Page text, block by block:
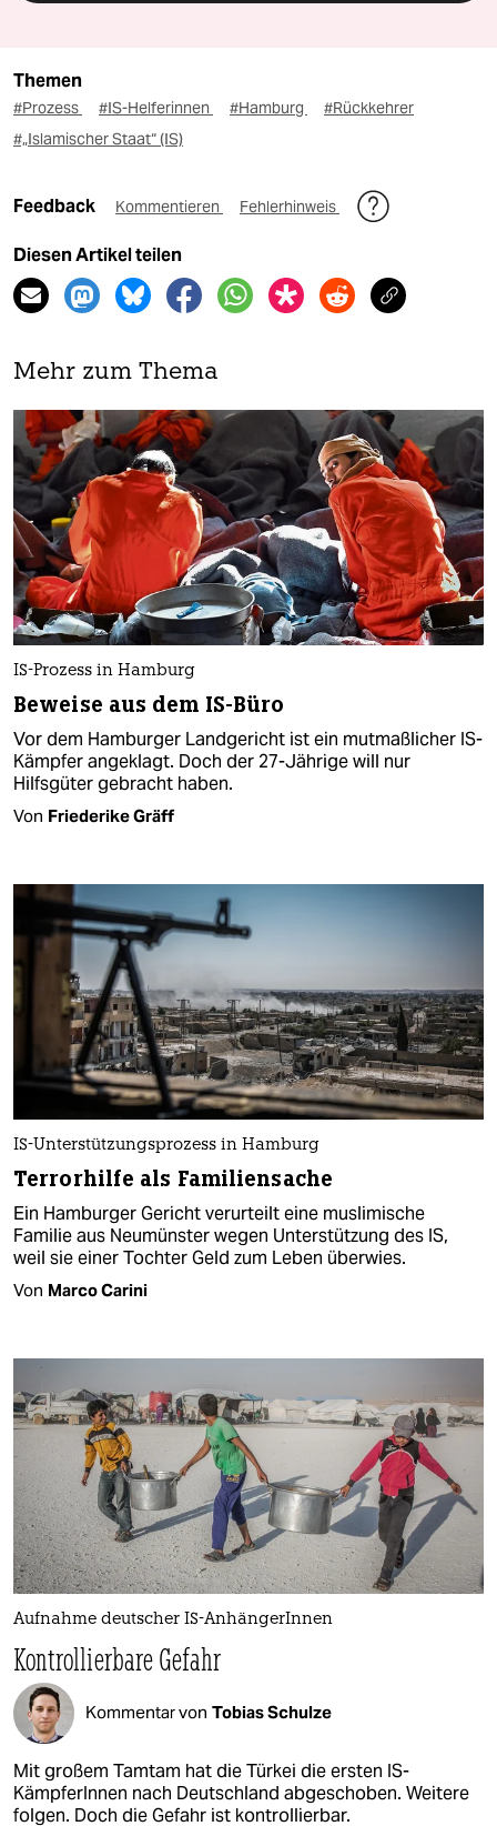
Themen
#Prozess #IS-Helferinnen #Hamburg
#Rückkehrer
#„Islamischer Staat“ (IS)
Feedback Kommentieren Fehlerhinweis
Diesen Artikel teilen
Mehr zum Thema
IS-Prozess in Hamburg
Beweise aus dem IS-Büro
Vor dem Hamburger Landgericht ist ein mutmaßlicher IS-
Kämpfer angeklagt. Doch der 27-Jährige will nur
Hilfsgüter gebracht haben.
Von Friederike Gräff
IS-Unterstützungsprozess in Hamburg
Terrorhilfe als Familiensache
Ein Hamburger Gericht verurteilt eine muslimische
Familie aus Neumünster wegen Unterstützung des IS,
weil sie einer Tochter Geld zum Leben überwies.
Von Marco Carini
Aufnahme deutscher IS-AnhängerInnen
Kontrollierbare Gefahr
Kommentar von Tobias Schulze
Mit großem Tamtam hat die Türkei die ersten IS-
KämpferInnen nach Deutschland abgeschoben. Weitere
folgen. Doch die Gefahr ist kontrollierbar.